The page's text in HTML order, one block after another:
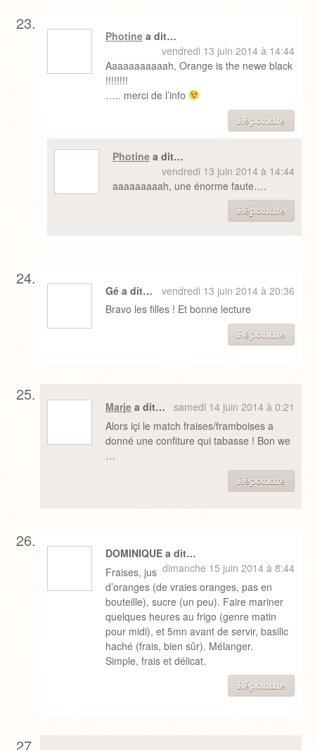
Photinea dit…
vendredi 13 juin 2014 à 14:44
Aaaaaaaaaaah, Orange is the newe black
!!!!!!!!
….. merci de l’info
Répondre
Photinea dit…
vendredi 13 juin 2014 à 14:44
aaaaaaaaah, une énorme faute….
Répondre
Gé a dit…
vendredi 13 juin 2014 à 20:36
Bravo les filles ! Et bonne lecture
Répondre
Marjea dit…
samedi 14 juin 2014 à 0:21
Alors içi le match fraises/framboises a
donné une confiture qui tabasse ! Bon we
…
Répondre
DOMINIQUE a dit…
dimanche 15 juin 2014 à 8:44
Fraises, jus
d’oranges (de vraies oranges, pas en
bouteille), sucre (un peu). Faire mariner
quelques heures au frigo (genre matin
pour midi), et 5mn avant de servir, basilic
haché (frais, bien sûr). Mélanger.
Simple, frais et délicat.
Répondre